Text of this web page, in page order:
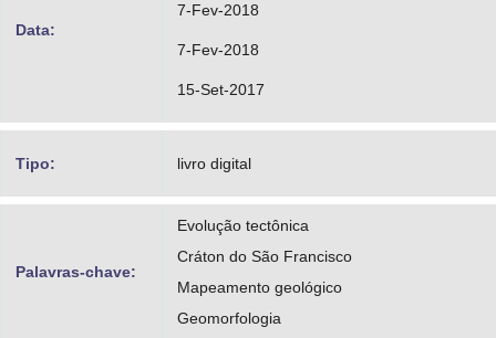
Data:
7-Fev-2018
7-Fev-2018
15-Set-2017
Tipo: livro digital
Palavras-chave:
Evolução tectônica
Cráton do São Francisco
Mapeamento geológico
Geomorfologia